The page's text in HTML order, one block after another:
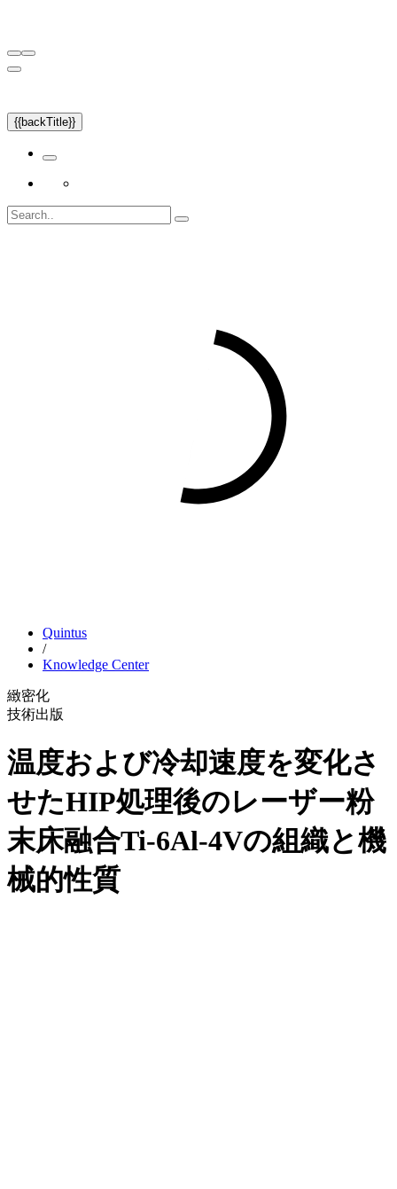
{{backTitle}}
Quintus
/
Knowledge Center
緻密化
技術出版
温度および冷却速度を変化さ
せたHIP処理後のレーザー粉
末床融合Ti-6Al-4Vの組織と機
械的性質